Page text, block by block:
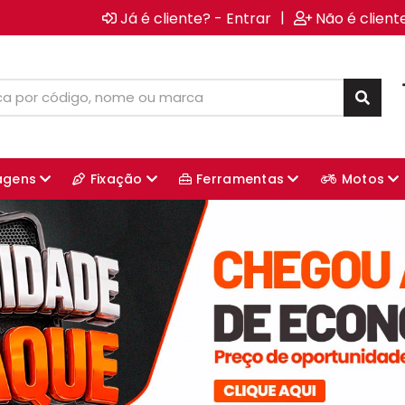
Já é cliente? - Entrar | Não é
Fixação Ferramentas Motos